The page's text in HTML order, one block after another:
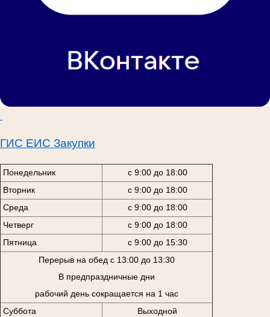
ГИС ЕИС Закупки
Понедельник
с 9:00 до 18:00
Вторник
с 9:00 до 18:00
Среда
с 9:00 до 18:00
Четверг
с 9:00 до 18:00
Пятница
с 9:00 до 15:30
Перерыв на обед с 13:00 до 13:30
В предпраздничные дни
рабочий день сокращается на 1 час
Суббота
Выходной